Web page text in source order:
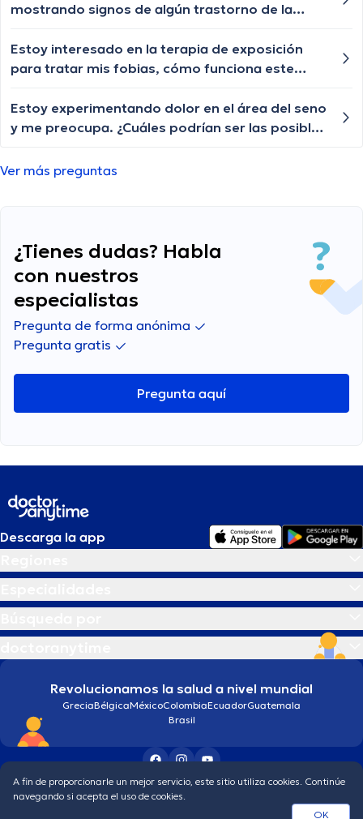
mostrando signos de algún trastorno de la
tratamiento?
Estoy interesado en la terapia de exposición
para tratar mis fobias, cómo funciona este
Estoy experimentando dolor en el área del seno
y me preocupa. ¿Cuáles podrían ser las posibles
médica de inmediato o esperar a ver si
Ver más preguntas
¿Tienes dudas? Habla
con nuestros
especialistas
Pregunta de forma anónima
Pregunta gratis
Pregunta aquí
Descarga la app
Revolucionamos la salud a nivel mundial
GreciaBélgicaMéxicoColombiaEcuadorGuatemala
Brasil
Condiciones generales
Política de protección de los datos personales
A fin de proporcionarle un mejor servicio, este sitio utiliza cookies. Continúe
navegando si acepta el uso de cookies.
OK